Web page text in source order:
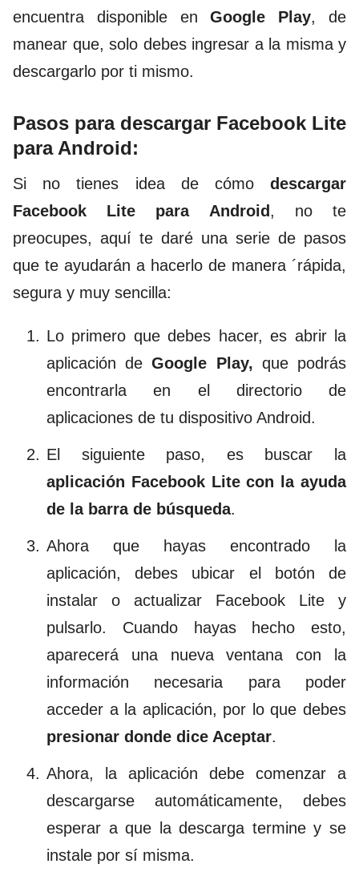
encuentra disponible enGoogle Play, de
manear que, solo debes ingresar a la misma y
descargarlo por ti mismo.
Pasos para descargar Facebook Lite
para Android:
Si no tienes idea de cómo descargar
Facebook Lite para Android, no te
preocupes, aquí te daré una serie de pasos
que te ayudarán a hacerlo de manera ´rápida,
segura y muy sencilla:
Lo primero que debes hacer, es abrir la
aplicación deGoogle Play, que podrás
encontrarla en el directorio de
aplicaciones de tu dispositivo Android.
El siguiente paso, es buscar la
aplicación Facebook Lite con la ayuda
de la barra de búsqueda.
Ahora que hayas encontrado la
aplicación, debes ubicar el botón de
instalar o actualizar Facebook Lite y
pulsarlo. Cuando hayas hecho esto,
aparecerá una nueva ventana con la
información necesaria para poder
acceder a la aplicación, por lo que debes
presionar donde dice Aceptar.
Ahora, la aplicación debe comenzar a
descargarse automáticamente, debes
esperar a que la descarga termine y se
instale por sí misma.